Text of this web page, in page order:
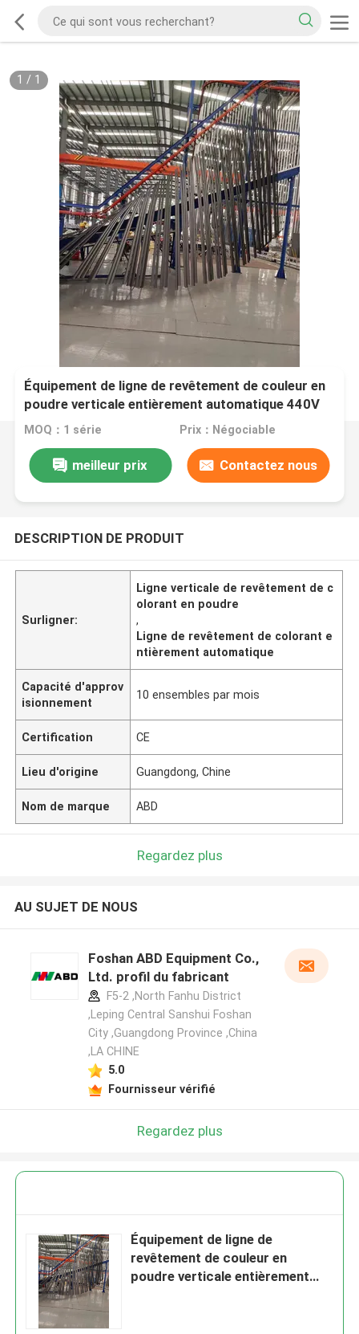
1 / 1
Équipement de ligne de revêtement de couleur en
poudre verticale entièrement automatique 440V
MOQ：1 série Prix：Négociable
meilleur prix Contactez nous
DESCRIPTION DE PRODUIT
Surligner:
Ligne verticale de revêtement de c
olorant en poudre
,
Ligne de revêtement de colorant e
ntièrement automatique
Capacité d'approv
isionnement
10 ensembles par mois
Certification CE
Lieu d'origine Guangdong, Chine
Nom de marque ABD
Regardez plus
AU SUJET DE NOUS
Foshan ABD Equipment Co.,
Ltd. profil du fabricant
F5-2 ,North Fanhu District
,Leping Central Sanshui Foshan
City ,Guangdong Province ,China
,LA CHINE
5.0
Fournisseur vérifié
Regardez plus
Équipement de ligne de
revêtement de couleur en
poudre verticale entièrement